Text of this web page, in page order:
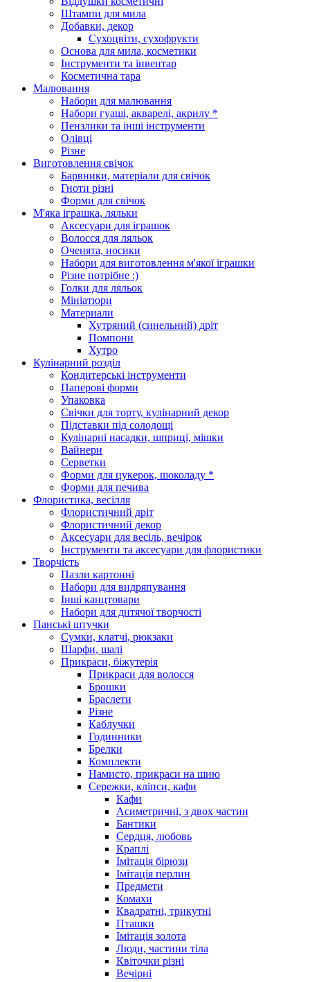
Штампи для мила
Добавки, декор
Сухоцвіти, сухофрукти
Основа для мила, косметики
Інструменти та інвентар
Косметична тара
Малювання
Набори для малювання
Набори гуаші, акварелі, акрилу *
Пензлики та інші інструменти
Олівці
Різне
Виготовлення свічок
Барвники, матеріали для свічок
Гноти різні
Форми для свічок
М'яка іграшка, ляльки
Аксесуари для іграшок
Волосся для ляльок
Оченята, носики
Набори для виготовлення м'якої іграшки
Різне потрібне :)
Голки для ляльок
Мініатюри
Материали
Хутряний (синельний) дріт
Помпони
Хутро
Кулінарний розділ
Кондитерські інструменти
Паперові форми
Упаковка
Свічки для торту, кулінарний декор
Підставки під солодощі
Кулінарні насадки, шприці, мішки
Вайнери
Серветки
Форми для цукерок, шоколаду *
Форми для печива
Флористика, весілля
Флористичний дріт
Флористичний декор
Аксесуари для весіль, вечірок
Інструменти та аксесуари для флористики
Творчість
Пазли картонні
Набори для видряпування
Інші канцтовари
Набори для дитячої творчості
Панські штучки
Сумки, клатчі, рюкзаки
Шарфи, шалі
Прикраси, біжутерія
Прикраси для волосся
Брошки
Браслети
Різне
Каблучки
Годинники
Брелки
Комплекти
Намисто, прикраси на шию
Сережки, кліпси, кафи
Кафи
Асиметричні, з двох частин
Бантики
Сердця, любовь
Краплі
Імітація бірюзи
Імітація перлин
Предмети
Комахи
Квадратні, трикутні
Пташки
Імітація золота
Люди, частини тіла
Квіточки різні
Вечірні